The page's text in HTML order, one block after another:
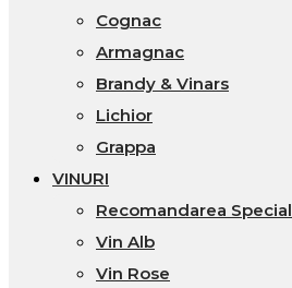
Cognac
Armagnac
Brandy & Vinars
Lichior
Grappa
VINURI
Recomandarea
Vin Alb
Vin Rose